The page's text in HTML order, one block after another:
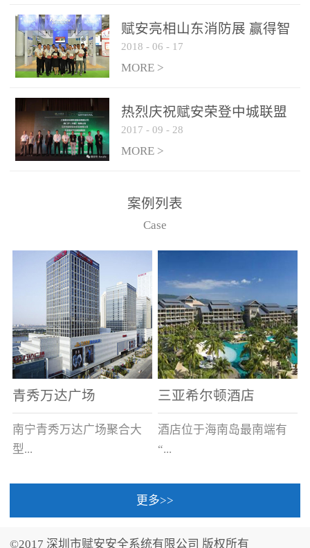
现火焰的跟踪和识别。能
更早的进行预警，达到早
报早防的效果。 系统构
成示意图： 图像型火灾
和监控端两大部分组成。
两者之间通过以太网相
联，一台监控主机最多可
从监控主机上获取，最多
只能接6台，超过的需从现
赋安亮相山东消防展 赢得智
慧消防新荣耀
2018 - 06 - 17
MORE >
热烈庆祝赋安荣登中城联盟
联合采购战略合作平台
2017 - 09 - 28
MORE >
案例列表
Case
青秀万达广场
南宁青秀万达广场聚合大
型...
三亚希尔顿酒店
酒店位于海南岛最南端有
“...
中国的海岛天堂”之美称的
更多>>
©2017 深圳市赋安安全系统有限公司 版权所有